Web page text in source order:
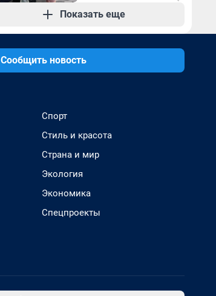
Показать еще
Сообщить новость
Спорт
Стиль и красота
Страна и мир
Экология
Экономика
Спецпроекты